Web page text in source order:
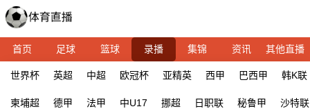
首页 足球 篮球 录播 集锦 资讯 其他直播
世界杯 英超 中超 欧冠杯 亚精英 西甲 巴西甲 韩K联
柬埔超 德甲 法甲 中U17 挪超 日职联 秘鲁甲 沙特联